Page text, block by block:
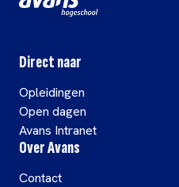
Direct naar
Opleidingen
Open dagen
Avans Intranet
Over Avans
Contact